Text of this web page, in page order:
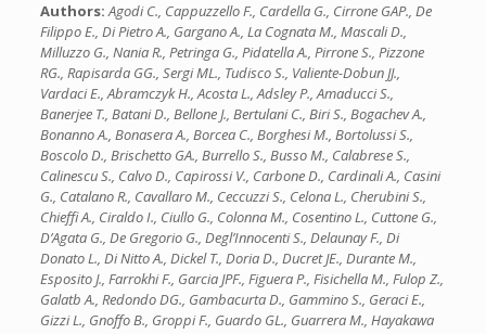
Authors:Agodi C., Cappuzzello F., Cardella G., Cirrone GAP., De
Filippo E., Di Pietro A., Gargano A., La Cognata M., Mascali D.,
Milluzzo G., Nania R., Petringa G., Pidatella A., Pirrone S., Pizzone
RG., Rapisarda GG., Sergi ML., Tudisco S., Valiente-Dobun JJ.,
Vardaci E., Abramczyk H., Acosta L., Adsley P., Amaducci S.,
Banerjee T., Batani D., Bellone J., Bertulani C., Biri S., Bogachev A.,
Bonanno A., Bonasera A., Borcea C., Borghesi M., Bortolussi S.,
Boscolo D., Brischetto GA., Burrello S., Busso M., Calabrese S.,
Calinescu S., Calvo D., Capirossi V., Carbone D., Cardinali A., Casini
G., Catalano R., Cavallaro M., Ceccuzzi S., Celona L., Cherubini S.,
Chieffi A., Ciraldo I., Ciullo G., Colonna M., Cosentino L., Cuttone G.,
D’Agata G., De Gregorio G., Degl’Innocenti S., Delaunay F., Di
Donato L., Di Nitto A., Dickel T., Doria D., Ducret JE., Durante M.,
Esposito J., Farrokhi F., Garcia JPF., Figuera P., Fisichella M., Fulop Z.,
Galatb A., Redondo DG., Gambacurta D., Gammino S., Geraci E.,
Gizzi L., Gnoffo B., Groppi F., Guardo GL., Guarrera M., Hayakawa